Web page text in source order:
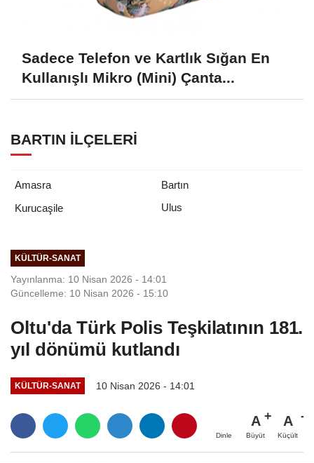
Sadece Telefon ve Kartlık Sığan En
Kullanışlı Mikro (Mini) Çanta...
BARTIN İLÇELERI
Amasra
Bartın
Kurucaşile
Ulus
KÜLTÜR-SANAT
Yayınlanma: 10 Nisan 2026 - 14:01
Güncelleme: 10 Nisan 2026 - 15:10
Oltu'da Türk Polis Teşkilatının 181.
yıl dönümü kutlandı
KÜLTÜR-SANAT 10 Nisan 2026 - 14:01
Dinle
A
Büyüt
A
Küçült